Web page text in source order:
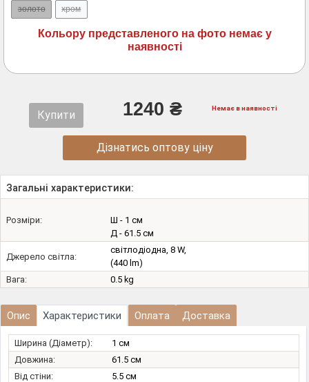
золото хром
Кольору представленого на фото немає у
наявності
Купити 1240 ₴ Немає в наявності
Дізнатись оптову ціну
Загальні характеристики:
Розміри:
Ш - 1 см
Д - 61.5 см
Джерело світла:
світлодіодна, 8 W,
(440 lm)
Вага:
0.5 kg
Опис Характеристики Оплата Доставка
Ширина (Діаметр):
1 см
Довжина:
61.5 см
Від стіни:
5.5 см